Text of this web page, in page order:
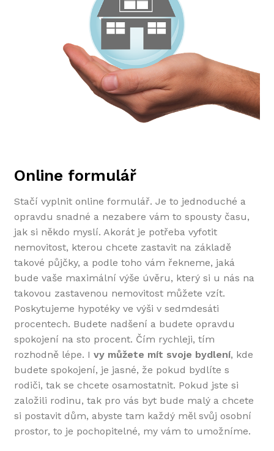
Online formulář
Stačí vyplnit online formulář. Je to jednoduché a
opravdu snadné a nezabere vám to spousty času,
jak si někdo myslí. Akorát je potřeba vyfotit
nemovitost, kterou chcete zastavit na základě
takové půjčky, a podle toho vám řekneme, jaká
bude vaše maximální výše úvěru, který si u nás na
takovou zastavenou nemovitost můžete vzít.
Poskytujeme hypotéky ve výši v sedmdesáti
procentech. Budete nadšení a budete opravdu
spokojení na sto procent. Čím rychleji, tím
rozhodně lépe. I vy můžete mít svoje bydlení, kde
budete spokojení, je jasné, že pokud bydlíte s
rodiči, tak se chcete osamostatnit. Pokud jste si
založili rodinu, tak pro vás byt bude malý a chcete
si postavit dům, abyste tam každý měl svůj osobní
prostor, to je pochopitelné, my vám to umožníme.